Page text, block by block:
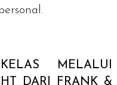
MELALUI
DARI FRANK &